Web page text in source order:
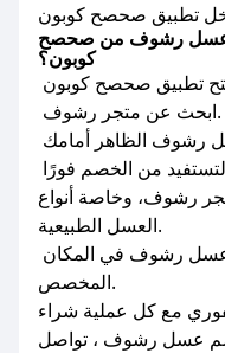
عسل رشوف من صحصح
كوبون؟
ابحث عن متجر رشوف.
رشوف، وخاصة أنواع
العسل الطبيعية.
المخصص.
عسل رشوف ، تواصل